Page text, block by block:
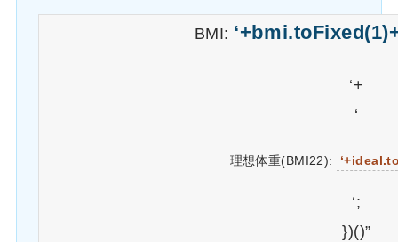
BMI:
‘+
‘
理想体重(BMI22):
‘;
})()”